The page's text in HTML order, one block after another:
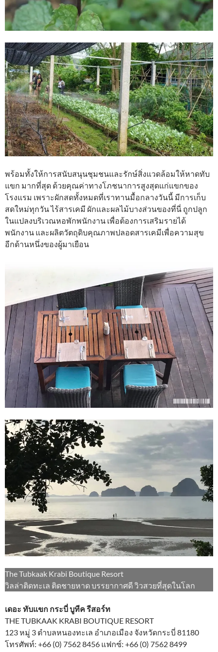
พร้อมทั้งให้การสนับสนุนชุมชนและรักษ์สิ่งแวดล้อมให้หาดทับ
แขก มากที่สุด ด้วยคุณค่าทางโภชนาการสูงสุดแก่แขกของ
โรงแรม เพราะผักสดทั้งหมดที่เราทานมื้อกลางวันนี้ มีการเก็บ
สดใหม่ทุกวัน ไร้สารเคมี ผักและผลไม้บางส่วนของที่นี่ ถูกปลูก
ในแปลงบริเวณหอพักพนักงาน เพื่อต้องการเสริมรายได้
พนักงาน และผลิตวัตถุดิบคุณภาพปลอดสารเคมีเพื่อความสุข
อีกด้านหนึ่งของผู้มาเยือน
The Tubkaak Krabi Boutique Resort
วิลล่าติดทะเล ติดชายหาด บรรยากาศดี วิวสวยที่สุดในโลก
เดอะ ทับแขก กระบี่ บูทีค รีสอร์ท
THE TUBKAAK KRABI BOUTIQUE RESORT
123 หมู่ 3 ตำบลหนองทะเล อำเภอเมือง จังหวัดกระบี่ 81180
โทรศัพท์: +66 (0) 7562 8456 แฟกซ์: +66 (0) 7562 8499